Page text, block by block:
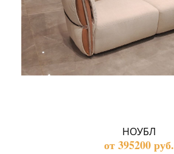
НОУБЛ
от 395200 руб.